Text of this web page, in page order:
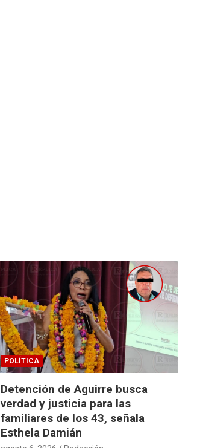
POLÍTICA
Detención de Aguirre busca
verdad y justicia para las
familiares de los 43, señala
Esthela Damián